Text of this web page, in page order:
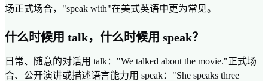
场正式场合，"speak with"在美式英语中更为常见。
什么时候用 talk，什么时候用 speak？
日常、随意的对话用 talk："We talked about the movie."正式场
合、公开演讲或描述语言能力用 speak："She speaks three